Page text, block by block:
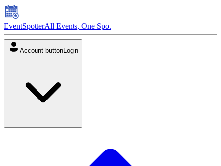
EventSpotterAll Events, One Spot
Account buttonLogin